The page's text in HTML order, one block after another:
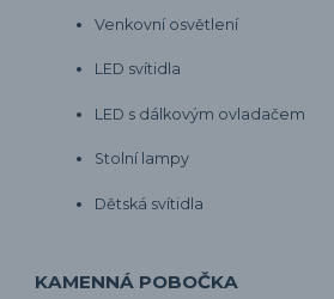
Venkovní osvětlení
LED svítidla
LED s dálkovým ovladačem
Stolní lampy
Dětská svítidla
KAMENNÁ POBOČKA